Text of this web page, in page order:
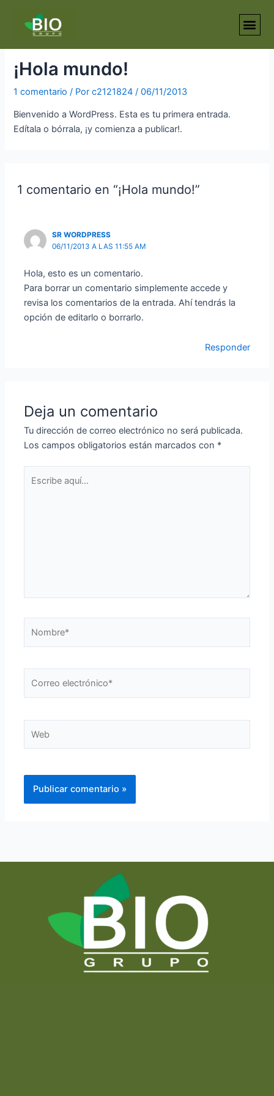
contenido
¡Hola mundo!
1 comentario / Porc2121824/06/11/2013
Bienvenido a WordPress. Esta es tu primera entrada.
Edítala o bórrala, ¡y comienza a publicar!.
1 comentario en “¡Hola mundo!”
SR WORDPRESS
06/11/2013 A LAS 11:55 AM
Hola, esto es un comentario.
Para borrar un comentario simplemente accede y
revisa los comentarios de la entrada. Ahí tendrás la
opción de editarlo o borrarlo.
Responder
Deja un comentario
Tu dirección de correo electrónico no será publicada.
Los campos obligatorios están marcados con *
aquí...
electrónico*